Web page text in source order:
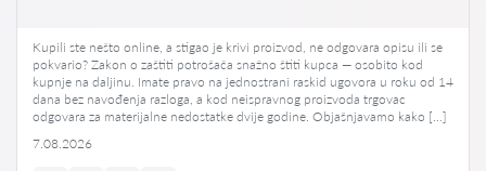
Kupili ste nešto online, a stigao je krivi proizvod, ne odgovara opisu ili se
pokvario? Zakon o zaštiti potrošača snažno štiti kupca — osobito kod
kupnje na daljinu. Imate pravo na jednostrani raskid ugovora u roku od 14
dana bez navođenja razloga, a kod neispravnog proizvoda trgovac
odgovara za materijalne nedostatke dvije godine. Objašnjavamo kako […]
7.08.2026